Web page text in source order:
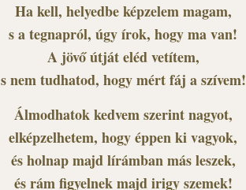
Ha kell, helyedbe képzelem magam,
s a tegnapról, úgy írok, hogy ma van!
A jövő útját eléd vetítem,
s nem tudhatod, hogy mért fáj a szívem!
Álmodhatok kedvem szerint nagyot,
elképzelhetem, hogy éppen ki vagyok,
és holnap majd lírámban más leszek,
és rám figyelnek majd irigy szemek!